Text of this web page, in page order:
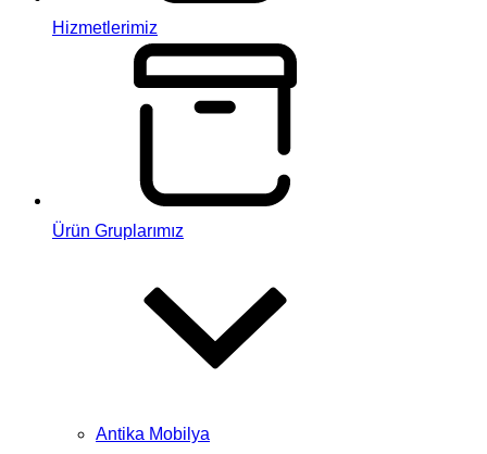
Hizmetlerimiz
Ürün Gruplarımız
Antika Mobilya